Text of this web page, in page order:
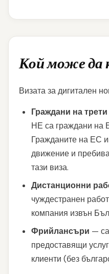
Кой може да
Визата за дигитален
Граждани на
НЕ са граждани
Гражданите на ЕС
движение и
тази виза.
Дистанционни
чуждестранен
компания извън
Фрийлансъри —
предоставящи
клиенти (без